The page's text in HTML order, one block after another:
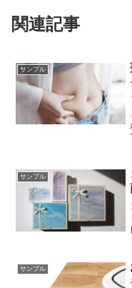
関連記事
サンプル
サンプル
サンプル